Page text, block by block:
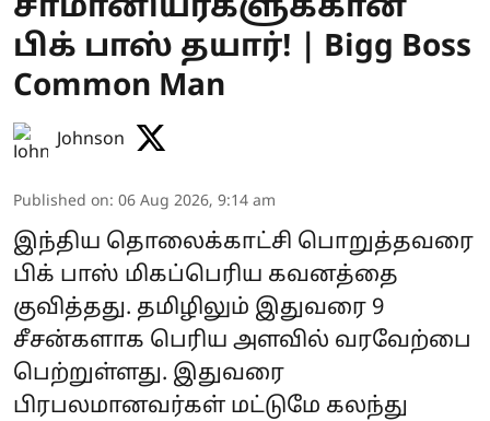
சாமானியர்களுக்கான
பிக் பாஸ் தயார்! | Bigg Boss
Common Man
Johnson
Published on: 06 Aug 2026, 9:14 am
இந்திய தொலைக்காட்சி பொறுத்தவரை
பிக் பாஸ் மிகப்பெரிய கவனத்தை
குவித்தது. தமிழிலும் இதுவரை 9
சீசன்களாக பெரிய அளவில் வரவேற்பை
பெற்றுள்ளது. இதுவரை
பிரபலமானவர்கள் மட்டுமே கலந்து